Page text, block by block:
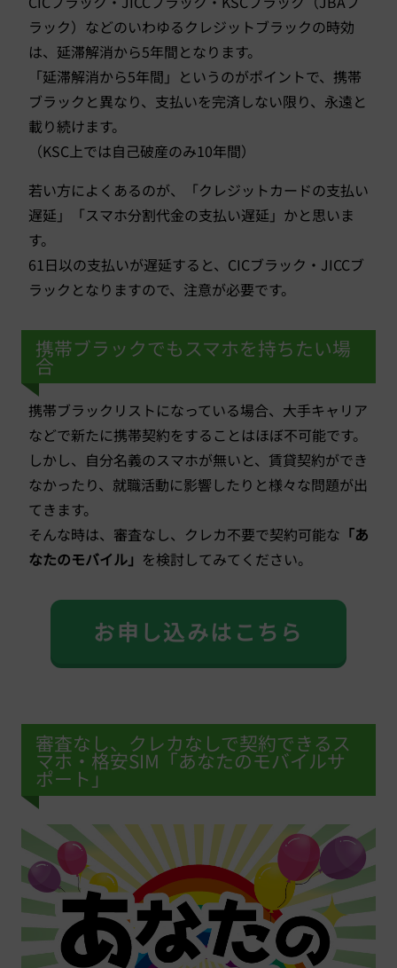
ラック）などのいわゆるクレジットブラックの時効
は、延滞解消から5年間となります。
「延滞解消から5年間」というのがポイントで、携帯
ブラックと異なり、支払いを完済しない限り、永遠と
載り続けます。
（KSC上では自己破産のみ10年間）
若い方によくあるのが、「クレジットカードの支払い
遅延」「スマホ分割代金の支払い遅延」かと思いま
す。
61日以の支払いが遅延すると、CICブラック・JICCブ
ラックとなりますので、注意が必要です。
携帯ブラックでもスマホを持ちたい場
合
携帯ブラックリストになっている場合、大手キャリア
などで新たに携帯契約をすることはほぼ不可能です。
しかし、自分名義のスマホが無いと、賃貸契約ができ
なかったり、就職活動に影響したりと様々な問題が出
てきます。
そんな時は、審査なし、クレカ不要で契約可能な 「あ
なたのモバイル」 を検討してみてください。
お申し込みはこちら
審査なし、クレカなしで契約できるス
マホ・格安SIM「あなたのモバイルサ
ポート」